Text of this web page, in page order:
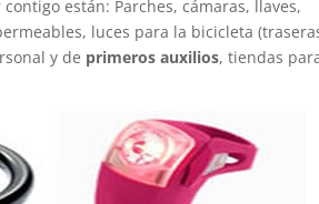
están: Parches, cámaras, llaves,
luces para la bicicleta
y de primeros auxilios, tiendas